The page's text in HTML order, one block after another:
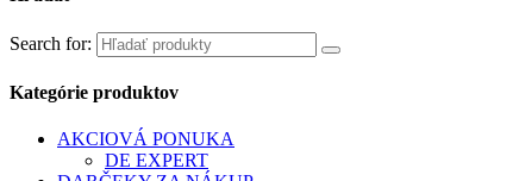
Search for:
Kategórie produktov
AKCIOVÁ PONUKA
DE EXPERT